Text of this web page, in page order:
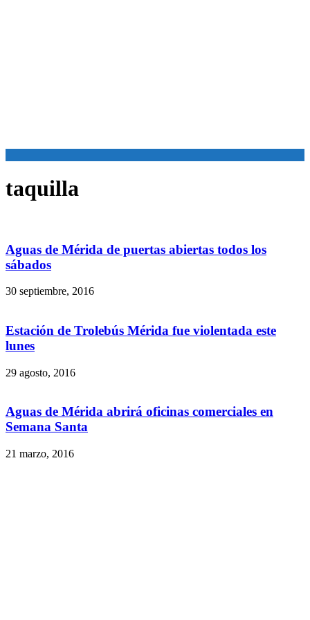
taquilla
Aguas de Mérida de puertas abiertas todos los
sábados
30 septiembre, 2016
Estación de Trolebús Mérida fue violentada este
lunes
29 agosto, 2016
Aguas de Mérida abrirá oficinas comerciales en
Semana Santa
21 marzo, 2016